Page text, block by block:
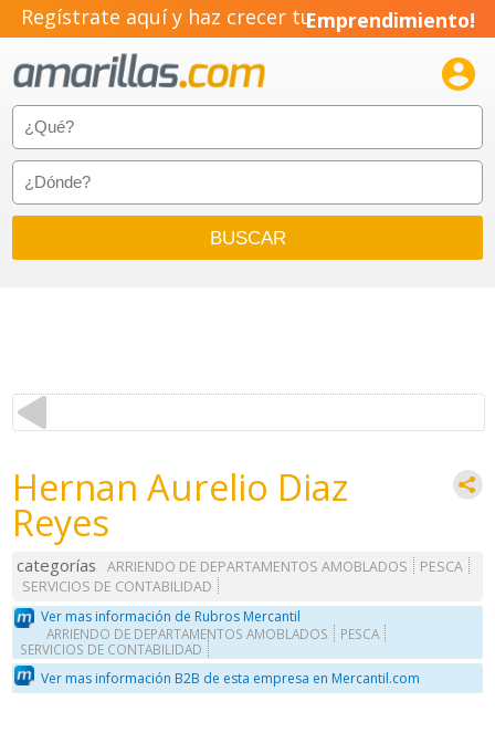
Regístrate aquí y haz crecer tuEmprendimiento!

Hernan Aurelio Diaz
Reyes
categorías ARRIENDO DE DEPARTAMENTOS AMOBLADOS
PESCA
SERVICIOS DE CONTABILIDAD
Ver mas información de Rubros Mercantil
ARRIENDO DE DEPARTAMENTOS AMOBLADOS
PESCA
SERVICIOS DE CONTABILIDAD
Ver mas información B2B de esta empresa en Mercantil.com